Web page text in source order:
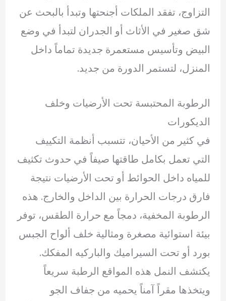
التزاوج، تفقد الملكات أجنحتها وتبدأ بالبحث عن
شق صغير في الأثاث أو الجدران لتبدأ في وضع
البيض وتأسيس مستعمرة جديدة تماماً داخل
المنزل، لتستمر الدورة من جديد.
الرطوبة المحتبسة تحت الأرضيات وخلف
الديكورات
في كثير من الأحيان، تتسبب أنظمة التكييف
التي تعمل بكامل طاقتها صيفاً في حدوث تكثيف
للمياه داخل الحوائط أو تحت الأرضيات نتيجة
فارق درجات الحرارة بين الداخل والخارج. هذه
الرطوبة المخفية، دمجاً مع حرارة الطقس، توفر
بيئة استوائية مصغرة ومثالية خلف ألواح الجبس
بورد أو تحت السيراميك والباركيه المفكك.
يكتشف النمل هذه المواقع الرطبة سريعاً
ويتخذها مقراً آمناً يحميه من جفاف الجو